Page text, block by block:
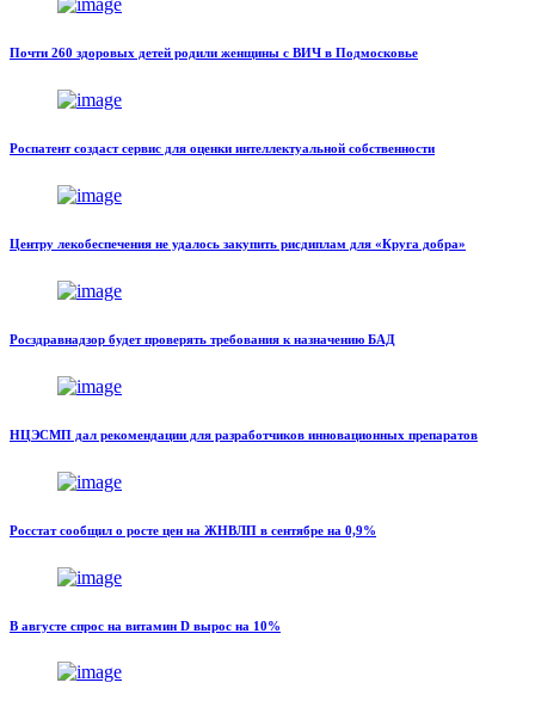
Почти 260 здоровых детей родили женщины с ВИЧ в Подмосковье
Роспатент создаст сервис для оценки интеллектуальной собственности
Центру лекобеспечения не удалось закупить рисдиплам для «Круга добра»
Росздравнадзор будет проверять требования к назначению БАД
НЦЭСМП дал рекомендации для разработчиков инновационных препаратов
Росстат сообщил о росте цен на ЖНВЛП в сентябре на 0,9%
В августе спрос на витамин D вырос на 10%